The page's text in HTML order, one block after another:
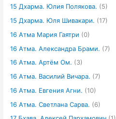
15 Дхарма. Юлия Полякова. (5)
15 Дхарма. Юля Шивакари. (17)
16 Атма Мария Гаятри (0)
16 Атма. Александра Брами. (7)
16 Атма. Артём Ом. (3)
16 Атма. Василий Вичара. (7)
16 Атма. Евгения Агни. (10)
16 Атма. Светлана Сарва. (6)